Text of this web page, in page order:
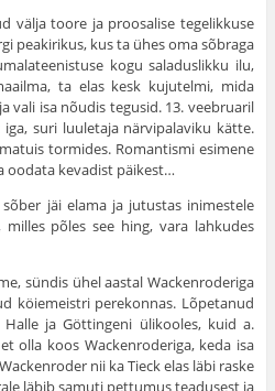
välja toore ja proo­salise tegelikkuse
peakirikus, kus ta ühes oma sõbraga
kogu saladuslikku ilu,
ta elas kesk kuju­telmi, mida
vali isa nõudis tegusid. 13. veebruaril
iga, suri luuletaja närvipalaviku kätte.
tormides. Romantismi esimene
oodata kevadist päikest…
jäi elama ja jutustas inimestele
põles see hing, vara lahkudes
sündis ühel aastal Wackenroderiga
köiemeistri perekonnas. Lõpetanud
ja Göttingeni ülikooles, kuid a.
olla koos Wacken­roderiga, keda isa
nii ka Tieck elas läbi raske
läbib samuti pettumus tea­dusest ja